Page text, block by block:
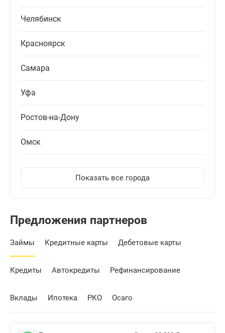
Челябинск
Красноярск
Самара
Уфа
Ростов-на-Дону
Омск
Показать все города
Предложения партнеров
Займы Кредитные карты Дебетовые карты
Кредиты Автокредиты Рефинансирование
Вклады Ипотека РКО Осаго